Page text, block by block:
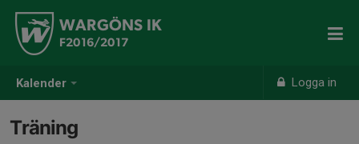
Kalender Logga in
WARGÖNS IK
F2016/2017
Träning